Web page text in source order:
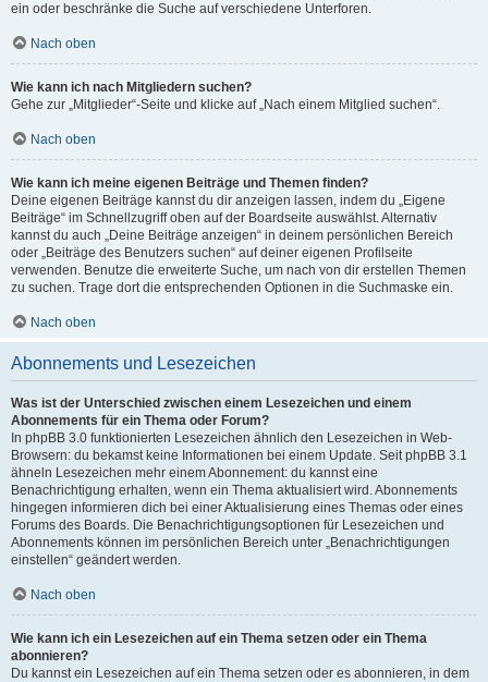
ein oder beschränke die Suche auf verschiedene Unterforen.
Nach oben
Wie kann ich nach Mitgliedern suchen?
Gehe zur „Mitglieder“-Seite und klicke auf „Nach einem Mitglied suchen“.
Nach oben
Wie kann ich meine eigenen Beiträge und Themen finden?
Deine eigenen Beiträge kannst du dir anzeigen lassen, indem du „Eigene
Beiträge“ im Schnellzugriff oben auf der Boardseite auswählst. Alternativ
kannst du auch „Deine Beiträge anzeigen“ in deinem persönlichen Bereich
oder „Beiträge des Benutzers suchen“ auf deiner eigenen Profilseite
verwenden. Benutze die erweiterte Suche, um nach von dir erstellen Themen
zu suchen. Trage dort die entsprechenden Optionen in die Suchmaske ein.
Nach oben
Abonnements und Lesezeichen
Was ist der Unterschied zwischen einem Lesezeichen und einem
Abonnements für ein Thema oder Forum?
In phpBB 3.0 funktionierten Lesezeichen ähnlich den Lesezeichen in Web-
Browsern: du bekamst keine Informationen bei einem Update. Seit phpBB 3.1
ähneln Lesezeichen mehr einem Abonnement: du kannst eine
Benachrichtigung erhalten, wenn ein Thema aktualisiert wird. Abonnements
hingegen informieren dich bei einer Aktualisierung eines Themas oder eines
Forums des Boards. Die Benachrichtigungsoptionen für Lesezeichen und
Abonnements können im persönlichen Bereich unter „Benachrichtigungen
einstellen“ geändert werden.
Nach oben
Wie kann ich ein Lesezeichen auf ein Thema setzen oder ein Thema
abonnieren?
Du kannst ein Lesezeichen auf ein Thema setzen oder es abonnieren, in dem